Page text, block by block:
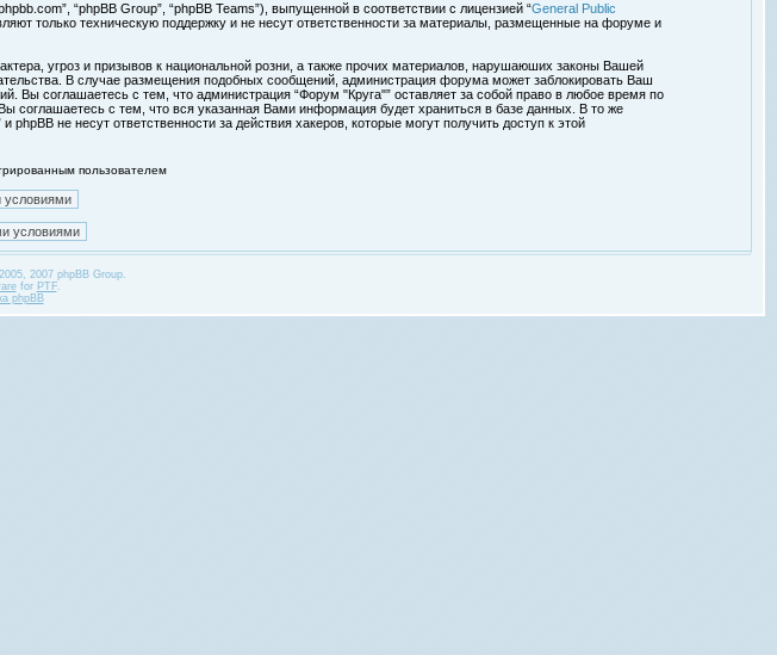
“phpBB Group”, “phpBB Teams”), выпущенной в соответствии с лицензией “General Public
только техническую поддержку и не несут ответственности за материалы, размещенные на форуме и
угроз и призывов к национальной розни, а также прочих материалов, нарушаюших законы Вашей
В случае размещения подобных сообщений, администрация форума может заблокировать Ваш
Вы соглашаетесь с тем, что администрация “Форум "Круга"” оставляет за собой право в любое время по
соглашаетесь с тем, что вся указанная Вами информация будет храниться в базе данных. В то же
не несут ответственности за действия хакеров, которые могут получить доступ к этой
пользователем
2007 phpBB Group.
for PTF.
phpBB